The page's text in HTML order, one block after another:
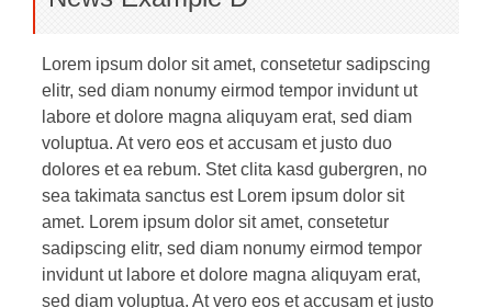
Lorem ipsum dolor sit amet, consetetur sadipscing
elitr, sed diam nonumy eirmod tempor invidunt ut
labore et dolore magna aliquyam erat, sed diam
voluptua. At vero eos et accusam et justo duo
dolores et ea rebum. Stet clita kasd gubergren, no
sea takimata sanctus est Lorem ipsum dolor sit
amet. Lorem ipsum dolor sit amet, consetetur
sadipscing elitr, sed diam nonumy eirmod tempor
invidunt ut labore et dolore magna aliquyam erat,
sed diam voluptua. At vero eos et accusam et justo